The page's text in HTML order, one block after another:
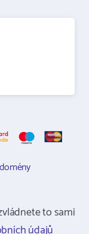
to sami